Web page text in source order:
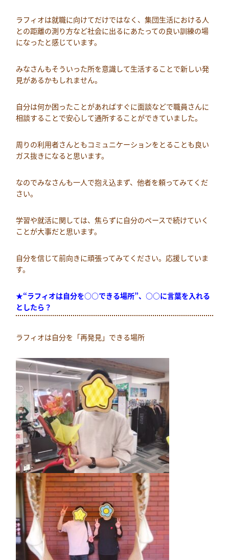
ラフィオは就職に向けてだけではなく、集団生活における人
との距離の測り方など社会に出るにあたっての良い訓練の場
になったと感じています。
みなさんもそういった所を意識して生活することで新しい発
見があるかもしれません。
自分は何か困ったことがあればすぐに面談などで職員さんに
相談することで安心して通所することができていました。
周りの利用者さんともコミュニケーションをとることも良い
ガス抜きになると思います。
なのでみなさんも一人で抱え込まず、他者を頼ってみてくだ
さい。
学習や就活に関しては、焦らずに自分のペースで続けていく
ことが大事だと思います。
自分を信じて前向きに頑張ってみてください。応援していま
す。
★“ラフィオは自分を○○できる場所”、○○に言葉を入れる
としたら？
ラフィオは自分を「再発見」できる場所